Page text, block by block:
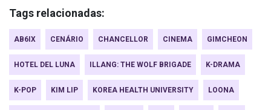
Tags relacionadas:
AB6IX CENÁRIO CHANCELLOR CINEMA GIMCHEON
HOTEL DEL LUNA ILLANG: THE WOLF BRIGADE K-DRAMA
K-POP KIM LIP KOREA HEALTH UNIVERSITY LOONA